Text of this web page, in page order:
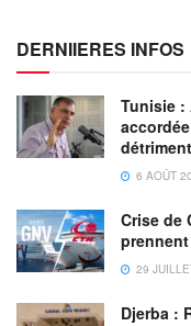
DERNIIERES INFOS
Tunisie :
6 AOÛT
Crise de
29
Djerba :